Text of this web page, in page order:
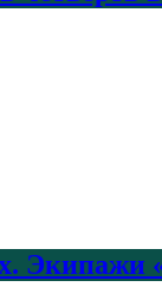
Экипажи